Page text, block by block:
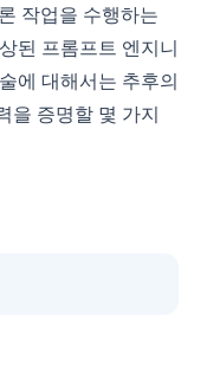
작업을 수행하는
된 프롬프트 엔지니
에 대해서는 추후의
을 증명할 몇 가지